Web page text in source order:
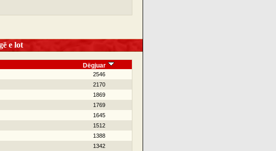
e lot
Dëgjuar
2546
2170
1869
1769
1645
1512
1388
1342